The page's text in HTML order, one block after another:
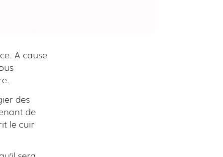
A cause
des
de
le cuir